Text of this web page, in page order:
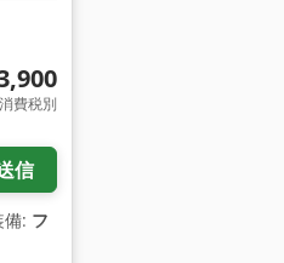
費税別
信
備: フ